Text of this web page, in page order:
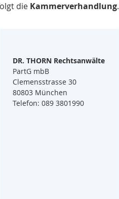
die Kammerverhandlung.
DR. THORN Rechtsanwälte
PartG mbB
Clemensstrasse 30
80803 München
Telefon: 089 3801990